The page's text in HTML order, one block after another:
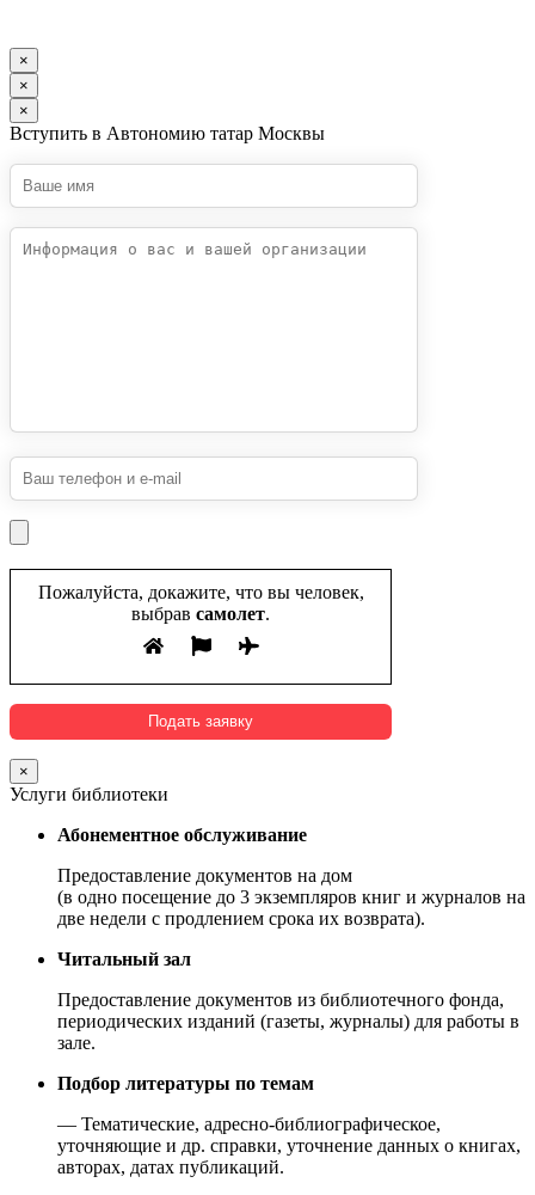
×
×
×
Вступить в Автономию татар Москвы
Пожалуйста, докажите, что вы человек,
выбрав самолет.
×
Услуги библиотеки
Абонементное обслуживание
Предоставление документов на дом
(в одно посещение до 3 экземпляров книг и журналов на
две недели с продлением срока их возврата).
Читальный зал
Предоставление документов из библиотечного фонда,
периодических изданий (газеты, журналы) для работы в
зале.
Подбор литературы по темам
— Тематические, адресно-библиографическое,
уточняющие и др. справки, уточнение данных о книгах,
авторах, датах публикаций.